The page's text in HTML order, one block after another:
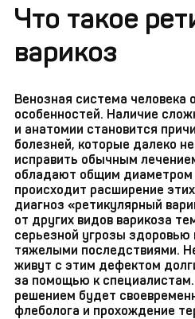
Что такое
варикоз
Венозная система человека
особенностей. Наличие
и анатомии становится
болезней, которые далеко
исправить обычным
обладают общим диаметром
происходит расширение
диагноз «ретикулярный
от других видов варикоза
серьезной угрозы здоровью
тяжелыми последствиями.
живут с этим дефектом
за помощью к
решением будет
флеболога и прохождение